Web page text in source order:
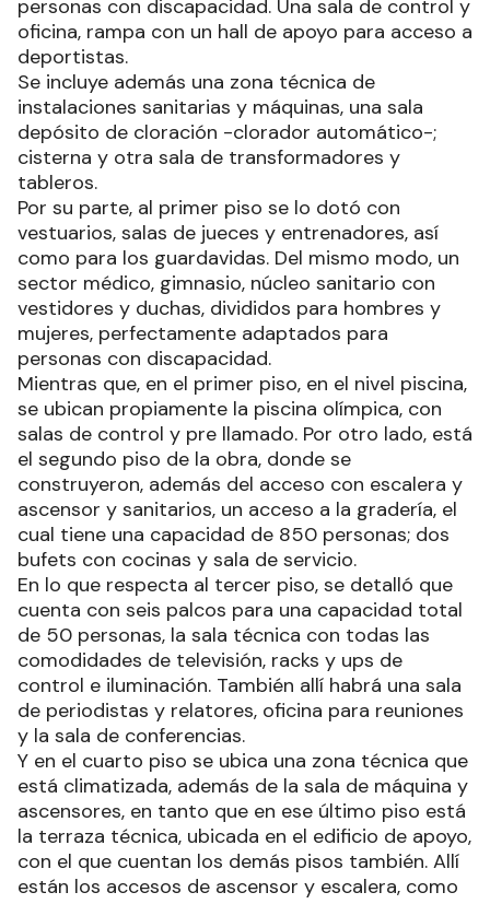
personas con discapacidad. Una sala de control y
oficina, rampa con un hall de apoyo para acceso a
deportistas.
Se incluye además una zona técnica de
instalaciones sanitarias y máquinas, una sala
depósito de cloración -clorador automático-;
cisterna y otra sala de transformadores y
tableros.
Por su parte, al primer piso se lo dotó con
vestuarios, salas de jueces y entrenadores, así
como para los guardavidas. Del mismo modo, un
sector médico, gimnasio, núcleo sanitario con
vestidores y duchas, divididos para hombres y
mujeres, perfectamente adaptados para
personas con discapacidad.
Mientras que, en el primer piso, en el nivel piscina,
se ubican propiamente la piscina olímpica, con
salas de control y pre llamado. Por otro lado, está
el segundo piso de la obra, donde se
construyeron, además del acceso con escalera y
ascensor y sanitarios, un acceso a la gradería, el
cual tiene una capacidad de 850 personas; dos
bufets con cocinas y sala de servicio.
En lo que respecta al tercer piso, se detalló que
cuenta con seis palcos para una capacidad total
de 50 personas, la sala técnica con todas las
comodidades de televisión, racks y ups de
control e iluminación. También allí habrá una sala
de periodistas y relatores, oficina para reuniones
y la sala de conferencias.
Y en el cuarto piso se ubica una zona técnica que
está climatizada, además de la sala de máquina y
ascensores, en tanto que en ese último piso está
la terraza técnica, ubicada en el edificio de apoyo,
con el que cuentan los demás pisos también. Allí
están los accesos de ascensor y escalera, como